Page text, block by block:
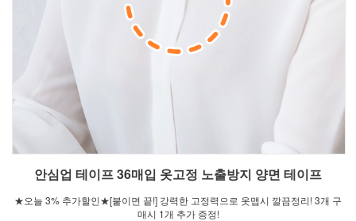
안심업 테이프 36매입 옷고정 노출방지 양면 테이프
★오늘 3% 추가할인★[붙이면 끝!] 강력한 고정력으로 옷맵시 깔끔정리! 3개 구
매시 1개 추가 증정!